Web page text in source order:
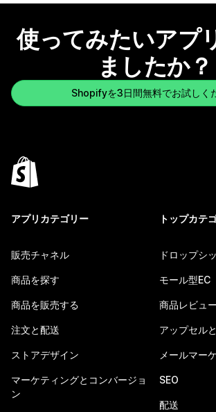
使ってみたいアプ
ましたか？
Shopifyを3日間無料でお試しく
アプリカテゴリー
販売チャネル
商品を探す
商品を販売する
注文と配送
ストアデザイン
マーケティングとコンバージョ
ン
トップカテ
ドロップシ
モール型EC
商品レビュー
アップセル
メールマー
SEO
配送